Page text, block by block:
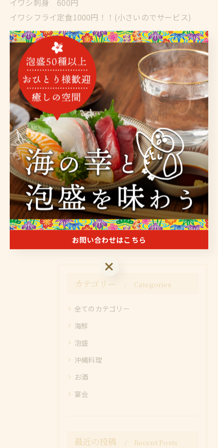
イワシ刺身 600円
イワシフライ定食1000円！！(小さいのでサービス)
さらに木曜日は魚の伝道師
ウエカツ便です
楽しみですね♪毎回玉手箱開ける気分です
本日も宜しくお願い致します
#泡盛 #ウエカツ #沖縄料理 #海鮮屋 #金沢区グルメ
豊富な泡盛を金沢区で楽しむ旬の沖縄料理を金沢区で
堪能
泡盛 沖縄料理
< 前のページ 一覧に戻る 次のページ >
カテゴリー Categories
全てのカテゴリー
海鮮
泡盛
沖縄料理
お酒
宴会
最近の投稿 Recent Posts
お問い合わせはこちら
お問い合わせはこちら